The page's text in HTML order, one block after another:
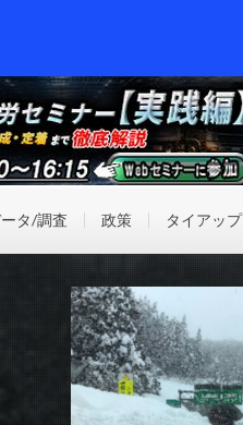
タ/調査 政策 タイアップ